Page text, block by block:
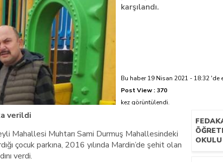
hayatını kaybetti
karşılandı.
Bu haber 19 Nisan 2021 - 18:32 'de
Post View : 370
kez görüntülendi.
verildi
Mahallesi Muhtarı Sami Durmuş Mahallesindeki
çocuk parkına, 2016 yılında Mardin’de şehit olan
verdi.